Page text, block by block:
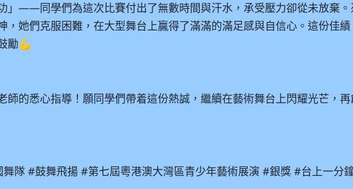
」——同學們為這次比賽付出了無數時間與汗水，承受壓力卻從未放棄。
，她們克服困難，在大型舞台上贏得了滿滿的滿足感與自信心。這份佳績
勵💪
師的悉心指導！願同學們帶着這份熱誠，繼續在藝術舞台上閃耀光芒，再
舞隊 #鼓舞飛揚 #第七屆粵港澳大灣區青少年藝術展演 #銀獎 #台上一分